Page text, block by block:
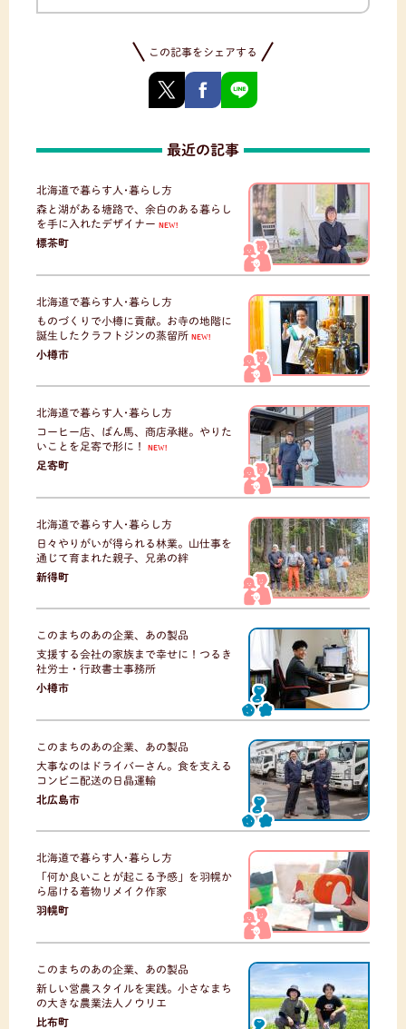
この記事をシェアする
最近の記事
北海道で暮らす人･暮らし方
森と湖がある塘路で、余白のある暮らし
を手に入れたデザイナー
NEW!
標茶町
北海道で暮らす人･暮らし方
ものづくりで小樽に貢献。お寺の地階に
誕生したクラフトジンの蒸留所 NEW!
小樽市
北海道で暮らす人･暮らし方
コーヒー店、ばん馬、商店承継。やりた
いことを足寄で形に！
NEW!
足寄町
北海道で暮らす人･暮らし方
日々やりがいが得られる林業。山仕事を
通じて育まれた親子、兄弟の絆
新得町
このまちのあの企業、あの製品
支援する会社の家族まで幸せに！つるき
社労士・行政書士事務所
小樽市
このまちのあの企業、あの製品
大事なのはドライバーさん。食を支える
コンビニ配送の日晶運輸
北広島市
北海道で暮らす人･暮らし方
「何か良いことが起こる予感」を羽幌か
ら届ける着物リメイク作家
羽幌町
このまちのあの企業、あの製品
新しい営農スタイルを実践。小さなまち
の大きな農業法人ノウリエ
比布町